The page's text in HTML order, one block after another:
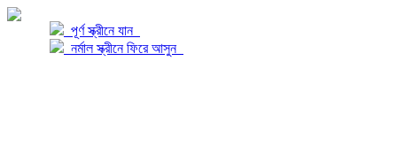
পূর্ণ স্ক্রীনে যান
নর্মাল স্ক্রীনে ফিরে আসুন